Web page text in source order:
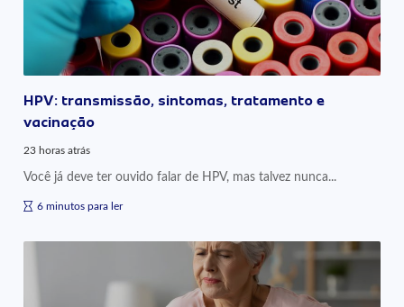
HPV: transmissão, sintomas, tratamento e
vacinação
23 horas atrás
Você já deve ter ouvido falar de HPV, mas talvez nunca...
6 minutos para ler